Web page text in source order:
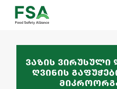
ვაზის ვირუსული
ღვინის